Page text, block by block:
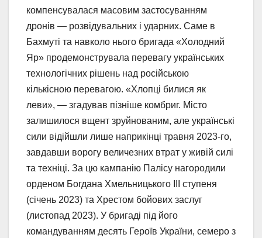
компенсувалася масовим застосуванням
дронів — розвідувальних і ударних. Саме в
Бахмуті та навколо нього бригада «Холодний
Яр» продемонструвала перевагу українських
технологічних рішень над російською
кількісною перевагою. «Хлопці билися як
леви», — згадував пізніше комбриг. Місто
залишилося вщент зруйнованим, але українські
сили відійшли лише наприкінці травня 2023-го,
завдавши ворогу величезних втрат у живій силі
та техніці. За цю кампанію Палісу нагородили
орденом Богдана Хмельницького III ступеня
(січень 2023) та Хрестом бойових заслуг
(листопад 2023). У бригаді під його
командуванням десять Героїв України, семеро з